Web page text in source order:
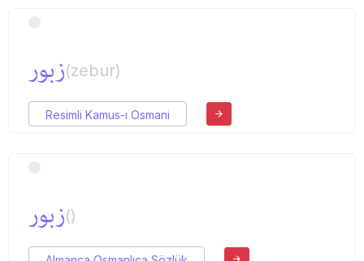
زبور(zebur)
Resimli Kamus-ı Osmani
زبور()